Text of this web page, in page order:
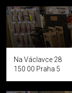
Na Václavce 28
150 00 Praha 5